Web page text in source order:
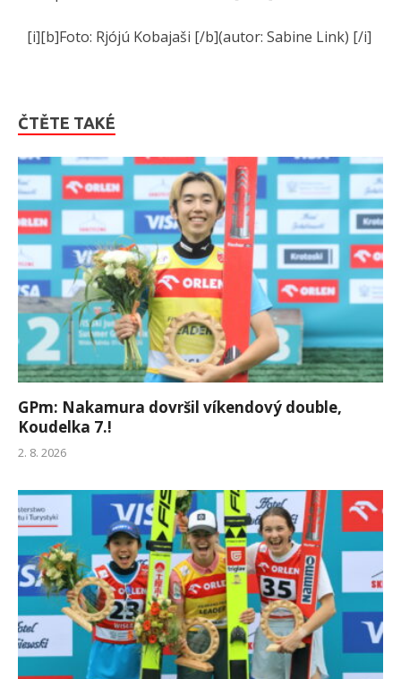
[i][b]Foto: Rjójú Kobajaši [/b](autor: Sabine Link) [/i]
ČTĚTE TAKÉ
GPm: Nakamura dovršil víkendový double,
Koudelka 7.!
2. 8. 2026